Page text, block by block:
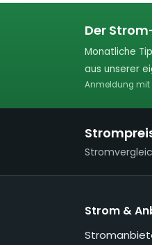
Der
Monatliche
aus unserer
Anmeldung mit
Strom &